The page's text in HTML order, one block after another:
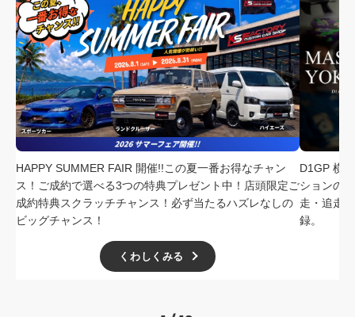
HAPPY SUMMER FAIR 開催!!この夏一番お得なチャン
ス！ご成約で選べる3つの特典プレゼント中！店頭限定ご
成約特典スクラッチチャンス！必ず当たるハズレなしの
ビッグチャンス！
くわしくみる
D1GP 横
ションの
走・追走
録。